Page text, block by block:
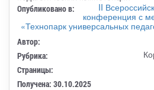
Опубликовано в:
II
конференция с
«Технопарк универсальных
Автор:
Рубрика:
Страницы:
Получена: 30.10.2025